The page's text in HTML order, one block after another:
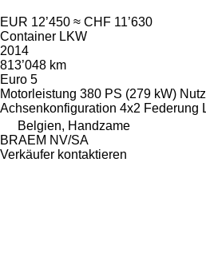
EUR 12’450 ≈ CHF 11’630
Container LKW
2014
813’048 km
Euro 5
Motorleistung 380 PS (279 kW)
Achsenkonfiguration 4x2 Federung
Belgien, Handzame
BRAEM NV/SA
Verkäufer kontaktieren